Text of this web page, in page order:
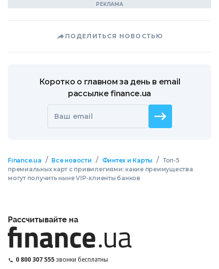
ПОДЕЛИТЬСЯ НОВОСТЬЮ
Коротко о главном за день в email
рассылке finance.ua
Ваш email
Finance.ua / Все новости / Финтех и Карты / Топ-5
премиальных карт с привилегиями: какие преимущества
могут получить ныне VIP-клиенты банков
Рассчитывайте на
0 800 307 555 звонки бесплатны